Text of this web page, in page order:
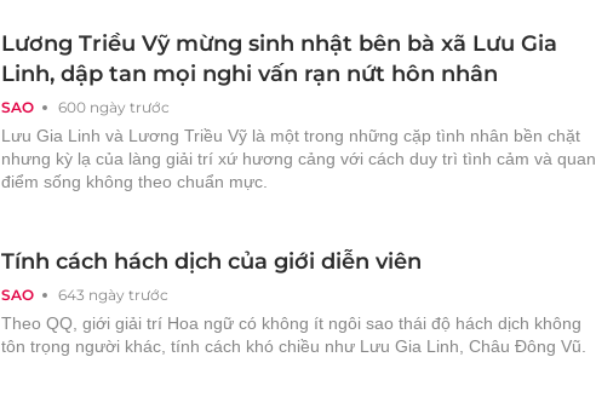
SAO 600 ngày trước
Lương Triều Vỹ mừng sinh nhật bên bà xã Lưu Gia
Linh, dập tan mọi nghi vấn rạn nứt hôn nhân
Lưu Gia Linh và Lương Triều Vỹ là một trong những cặp tình nhân bền chặt
nhưng kỳ lạ của làng giải trí xứ hương cảng với cách duy trì tình cảm và quan
điểm sống không theo chuẩn mực.
SAO 643 ngày trước
Tính cách hách dịch của giới diễn viên
Theo QQ, giới giải trí Hoa ngữ có không ít ngôi sao thái độ hách dịch không
tôn trọng người khác, tính cách khó chiều như Lưu Gia Linh, Châu Đông Vũ.